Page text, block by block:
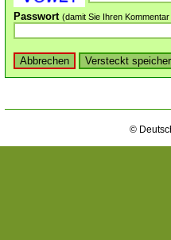
Passwort (damit Sie Ihren
©